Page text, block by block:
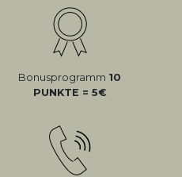
Bonusprogramm 10
PUNKTE = 5